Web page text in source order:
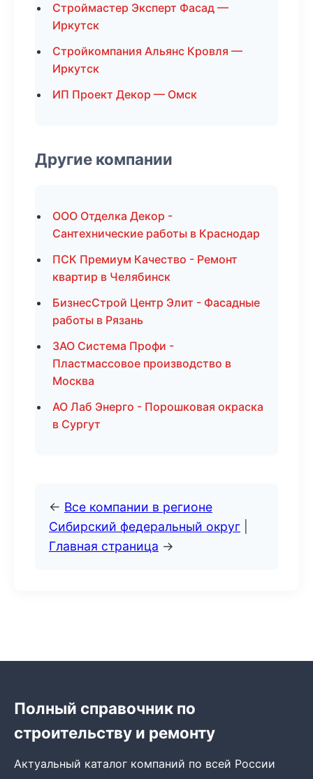
Строймастер Эксперт Фасад —
Иркутск
Стройкомпания Альянс Кровля —
Иркутск
ИП Проект Декор — Омск
Другие компании
ООО Отделка Декор -
Сантехнические работы в Краснодар
ПСК Премиум Качество - Ремонт
квартир в Челябинск
БизнесСтрой Центр Элит - Фасадные
работы в Рязань
ЗАО Система Профи -
Пластмассовое производство в
Москва
АО Лаб Энерго - Порошковая окраска
в Сургут
← Все компании в регионе
Сибирский федеральный округ
Главная страница →
Полный справочник по
строительству и ремонту
Актуальный каталог компаний по всей России